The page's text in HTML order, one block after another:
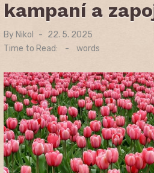
kampaní a
By Nikol
Posted
on
22. 5. 2025
Time to Read:
- words